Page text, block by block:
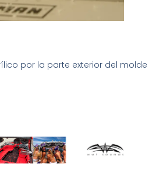
por la parte exterior del molde